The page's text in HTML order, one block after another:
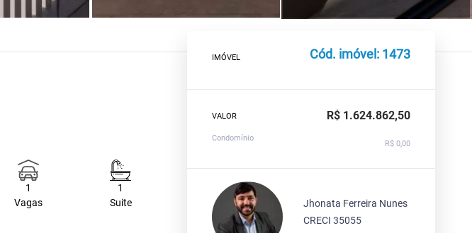
1
Vagas
1
Suite
IMÓVEL Cód. imóvel: 1473
VALOR R$ 1.624.862,50
Condomínio
R$ 0,00
Jhonata Ferreira Nunes
CRECI 35055